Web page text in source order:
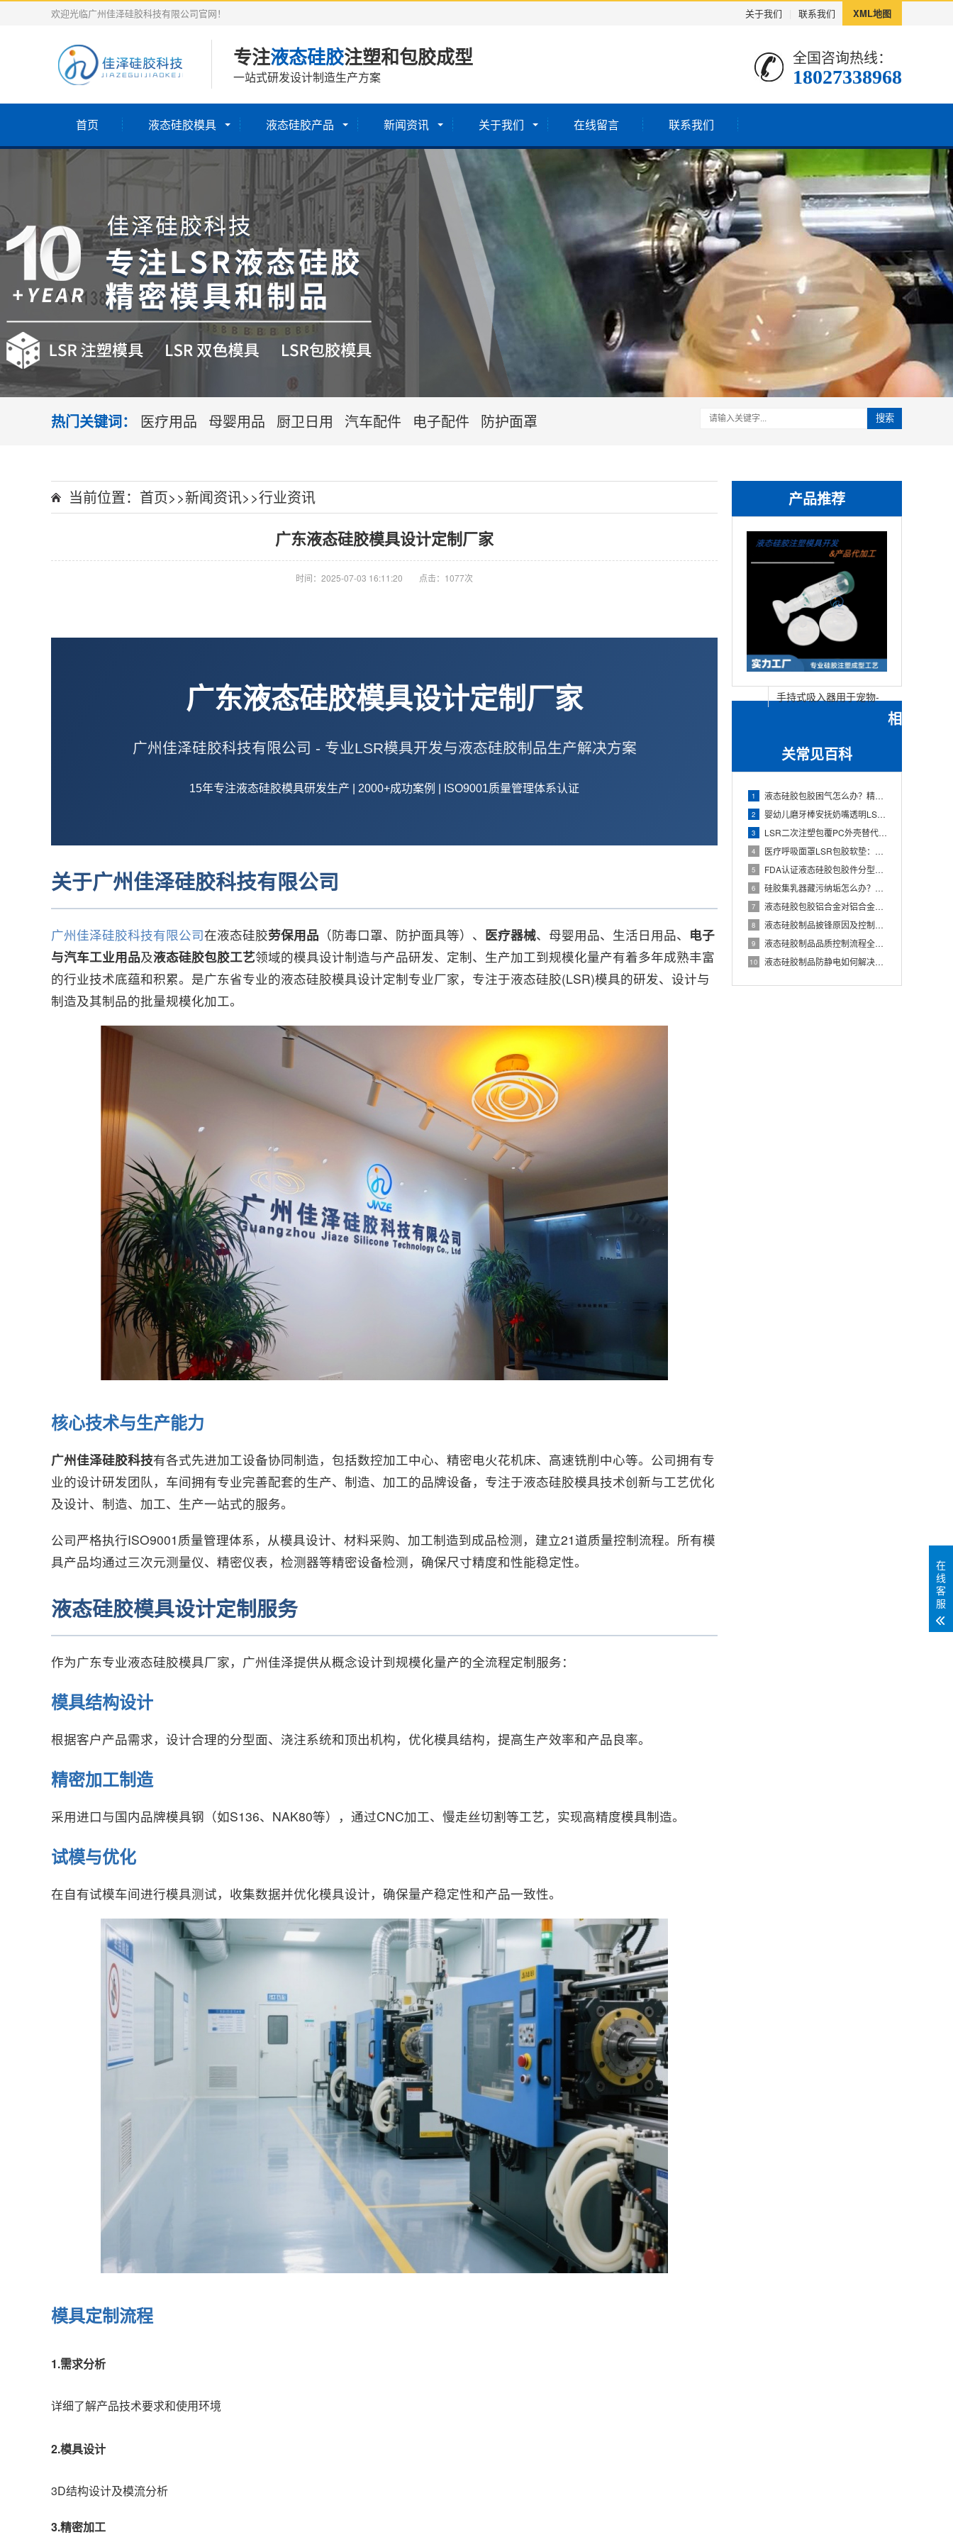
关于我们 联系我们 XML地图
欢迎光临广州佳泽硅胶科技有限公司官网！
专注液态硅胶注塑和包胶成型
一站式研发设计制造生产方案
全国咨询热线：
18027338968
首页 液态硅胶模具 液态硅胶产品 新闻资讯 关于我们 在线留言 联系我们
热门关键词： 医疗用品 母婴用品 厨卫日用 汽车配件 电子配件 防护面罩 搜索
产品推荐
手持式吸入器用于宠物-
硅胶科技有限公司
相
关常见百科
1 液态硅胶包胶困气怎么办？精密模具真空排气系统设计全解析
2 婴幼儿磨牙棒安抚奶嘴透明LSR包胶 -如何杜绝披锋飞边，保障宝宝入口安全
3 LSR二次注塑包覆PC外壳替代传统粘接工艺：一体化成型方案-液态硅胶包胶代工厂
4 医疗呼吸面罩LSR包胶软垫：邵氏A 20°-40°硬度与抗撕裂强度如何平衡？
5 FDA认证液态硅胶包胶件分型线设计 | 如何让PL线避开产品接触面
6 硅胶集乳器藏污纳垢怎么办？液态硅胶包胶工艺如何实现无缝设计，告别清洁死角
7 液态硅胶包胶铝合金对铝合金有哪些要求？10年LSR模具工厂详解
8 液态硅胶制品披锋原因及控制方法｜10年LSR注塑模具工厂实战总结
9 液态硅胶制品品质控制流程全解析：从来料到出货的ISO 13485质量管控体系
10 液态硅胶制品防静电如何解决？全面解析抗静电LSR材料配方与注塑工艺
当前位置： 首页>>新闻资讯>>行业资讯
广东液态硅胶模具设计定制厂家
时间：2025-07-03 16:11:20 点击：1077次
广东液态硅胶模具设计定制厂家
广州佳泽硅胶科技有限公司 - 专业LSR模具开发与液态硅胶制品生产解决方案
15年专注液态硅胶模具研发生产 | 2000+成功案例 | ISO9001质量管理体系认证
关于广州佳泽硅胶科技有限公司
广州佳泽硅胶科技有限公司在液态硅胶劳保用品 （防毒口罩、防护面具等）、 医疗器械、母婴用品、生活日用品、 电子
与汽车工业用品及液态硅胶包胶工艺领域的模具设计制造与产品研发、定制、生产加工到规模化量产有着多年成熟丰富
的行业技术底蕴和积累。是广东省专业的液态硅胶模具设计定制专业厂家，专注于液态硅胶(LSR)模具的研发、设计与
制造及其制品的批量规模化加工。
核心技术与生产能力
广州佳泽硅胶科技有各式先进加工设备协同制造，包括数控加工中心、精密电火花机床、高速铣削中心等。公司拥有专
业的设计研发团队，车间拥有专业完善配套的生产、制造、加工的品牌设备，专注于液态硅胶模具技术创新与工艺优化
及设计、制造、加工、生产一站式的服务。
公司严格执行ISO9001质量管理体系，从模具设计、材料采购、加工制造到成品检测，建立21道质量控制流程。所有模
具产品均通过三次元测量仪、精密仪表，检测器等精密设备检测，确保尺寸精度和性能稳定性。
液态硅胶模具设计定制服务
作为广东专业液态硅胶模具厂家，广州佳泽提供从概念设计到规模化量产的全流程定制服务：
模具结构设计
根据客户产品需求，设计合理的分型面、浇注系统和顶出机构，优化模具结构，提高生产效率和产品良率。
精密加工制造
采用进口与国内品牌模具钢（如S136、NAK80等），通过CNC加工、慢走丝切割等工艺，实现高精度模具制造。
试模与优化
在自有试模车间进行模具测试，收集数据并优化模具设计，确保量产稳定性和产品一致性。
模具定制流程
1.需求分析
详细了解产品技术要求和使用环境
2.模具设计
3D结构设计及模流分析
3.精密加工
在
线
客
服